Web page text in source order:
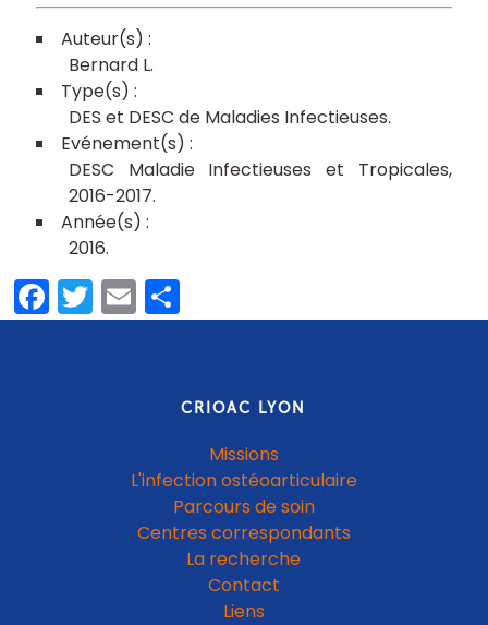
Bernard L
DES et DESC de Maladies Infectieuses
DESC Maladie Infectieuses et Tropicales,
2016-2017
2016
Facebook
Twitter
EmailPartager
CRIOAC LYON
Missions
L'infection ostéoarticulaire
Parcours de soin
Centres correspondants
La recherche
Contact
Liens